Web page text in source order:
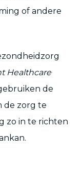
of andere
Healthcare
de
de zorg te
zo in te richten